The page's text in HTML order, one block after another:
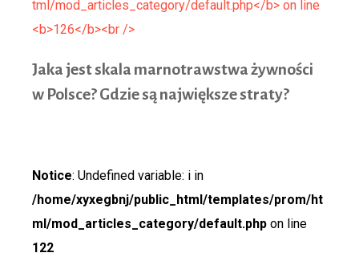
Jaka jest skala marnotrawstwa żywności
w Polsce? Gdzie są największe straty?
Notice: Undefined variable: i in
/home/xyxegbnj/public_html/templates/prom/ht
ml/mod_articles_category/default.php on line
122